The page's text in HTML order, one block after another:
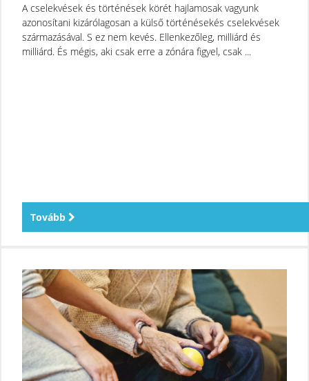
A cselekvések és történések körét hajlamosak vagyunk
azonosítani kizárólagosan a külső történésekés cselekvések
származásával. S ez nem kevés. Ellenkezőleg, milliárd és
milliárd. És mégis, aki csak erre a zónára figyel, csak ...
Tovább